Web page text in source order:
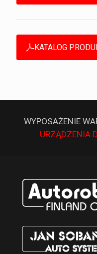
KATALOG
WYPOSAŻENIE
URZĄDZENIA